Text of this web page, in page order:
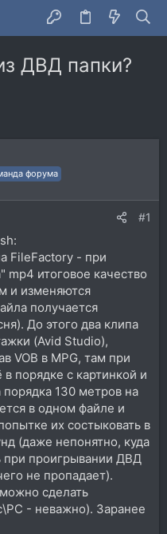
ДВД папки?
форума
#1
FileFactory - при
mp4 итоговое качество
и изменяются
получается
До этого два клипа
(Avid Studio),
VOB в MPG, там при
порядке с картинкой и
130 метров на
в одном файле и
их состыковать в
(даже непонятно, куда
при проигрывании ДВД
не пропадает).
сделать
- неважно). Заранее